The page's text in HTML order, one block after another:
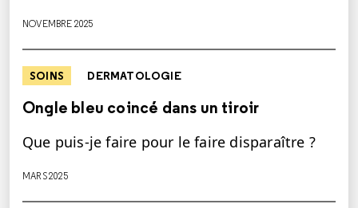
NOVEMBRE 2025
SOINS DERMATOLOGIE
Ongle bleu coincé dans un tiroir
Que puis-je faire pour le faire disparaître ?
MARS 2025